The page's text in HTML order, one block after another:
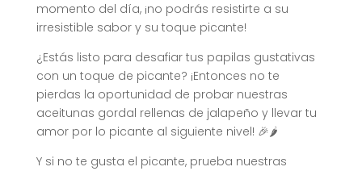
momento del día, ¡no podrás resistirte a su
irresistible sabor y su toque picante!
¿Estás listo para desafiar tus papilas gustativas
con un toque de picante? ¡Entonces no te
pierdas la oportunidad de probar nuestras
aceitunas gordal rellenas de jalapeño y llevar tu
amor por lo picante al siguiente nivel! 🎉🌶️
Y si no te gusta el picante, prueba nuestras